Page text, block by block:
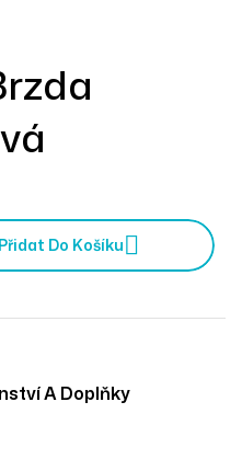
Přidat Do Košíku
A Doplňky